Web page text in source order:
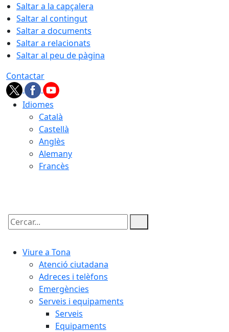
Saltar a la capçalera
Saltar al contingut
Saltar a documents
Saltar a relacionats
Saltar al peu de pàgina
Contactar
Idiomes
Català
Castellà
Anglès
Alemany
Francès
Cercar:
Viure a Tona
Atenció ciutadana
Adreces i telèfons
Emergències
Serveis i equipaments
Serveis
Equipaments